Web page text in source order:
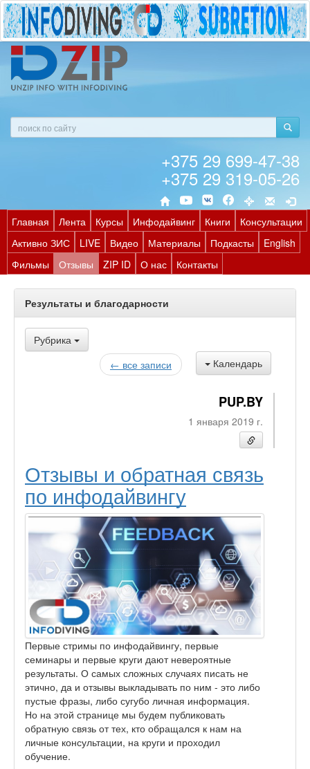
+375 29 699-47-38
+375 29 319-05-26
Главная Лента Курсы Инфодайвинг Книги
Консультации
Активно ЗИС
LIVE Видео Материалы Подкасты
English
Фильмы
Отзывы ZIP ID О нас Контакты
Результаты и благодарности
Рубрика
Календарь
← все записи
PUP.BY
1 января 2019 г.
Отзывы и обратная связь
по инфодайвингу
Первые стримы по инфодайвингу, первые
семинары и первые круги дают невероятные
результаты. О самых сложных случаях писать не
этично, да и отзывы выкладывать по ним - это либо
пустые фразы, либо сугубо личная информация.
Но на этой странице мы будем публиковать
обратную связь от тех, кто обращался к нам на
личные консультации, на круги и проходил
обучение.